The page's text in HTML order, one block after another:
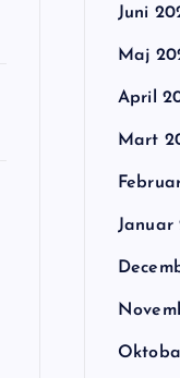
Juni
Maj
April
Mart
Januar